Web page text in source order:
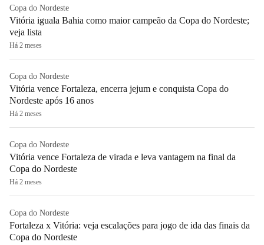
Copa do Nordeste
Vitória iguala Bahia como maior campeão da Copa do Nordeste;
veja lista
Há 2 meses
Copa do Nordeste
Vitória vence Fortaleza, encerra jejum e conquista Copa do
Nordeste após 16 anos
Há 2 meses
Copa do Nordeste
Vitória vence Fortaleza de virada e leva vantagem na final da
Copa do Nordeste
Há 2 meses
Copa do Nordeste
Fortaleza x Vitória: veja escalações para jogo de ida das finais da
Copa do Nordeste